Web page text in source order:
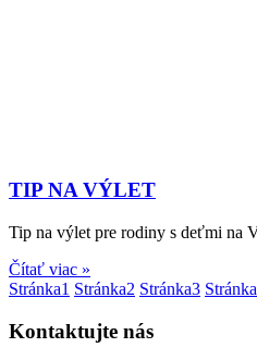
TIP NA VÝLET
Tip na výlet pre rodiny s deťmi na
Čítať viac »
Stránka1 Stránka2 Stránka3 Stránka
Kontaktujte nás